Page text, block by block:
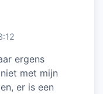
ergens
met mijn
er is een